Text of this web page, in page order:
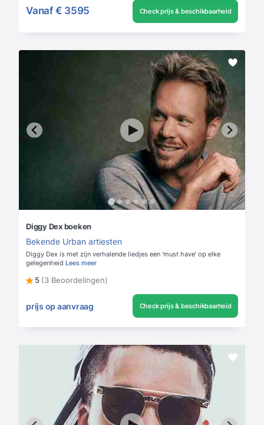
Vanaf € 3595 Check prijs & beschikbaarheid
Diggy Dex boeken
Bekende Urban artiesten
Diggy Dex is met zijn verhalende liedjes een 'must have' op elke
gelegenheid Lees meer
5 (3 Beoordelingen)
prijs op aanvraag Check prijs & beschikbaarheid